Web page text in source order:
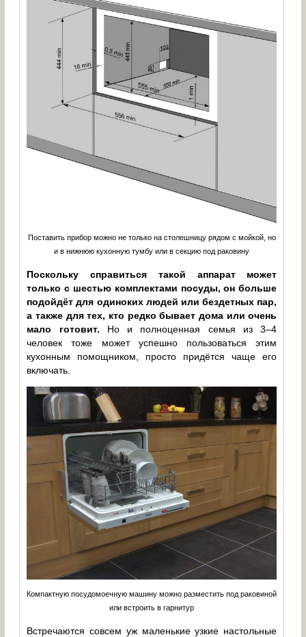
Поставить прибор можно не только на столешницу рядом с мойкой, но
и в нижнюю кухонную тумбу или в секцию под раковину
Поскольку справиться такой аппарат может
только с шестью комплектами посуды, он больше
подойдёт для одиноких людей или бездетных пар,
а также для тех, кто редко бывает дома или очень
мало готовит. Но и полноценная семья из 3–4
человек тоже может успешно пользоваться этим
кухонным помощником, просто придётся чаще его
включать.
Компактную посудомоечную машину можно разместить под раковиной
или встроить в гарнитур
Встречаются совсем уж маленькие узкие настольные